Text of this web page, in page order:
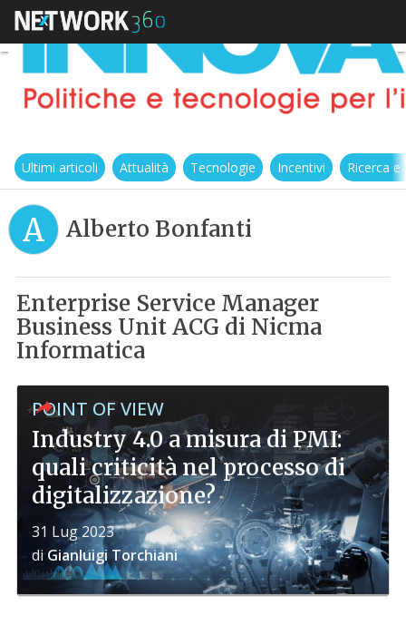
Ultimi articoli Attualità Tecnologie Incentivi Ricerca
A Alberto Bonfanti
Enterprise Service Manager
Business Unit ACG di Nicma
Informatica
POINT OF VIEW
Industry 4.0 a misura di PMI:
quali criticità nel processo di
digitalizzazione?
31 Lug 2023
diGianluigi Torchiani